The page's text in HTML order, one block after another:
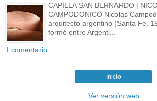
CAPILLA SAN BERNARDO |
CAMPODONICO Nicolás
arquitecto argentino (Santa Fe,
formó entre Argenti...
1 comentario:
Inicio
Ver versión web